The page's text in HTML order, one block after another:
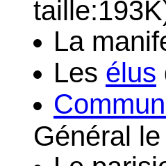
La
Les élus
Général